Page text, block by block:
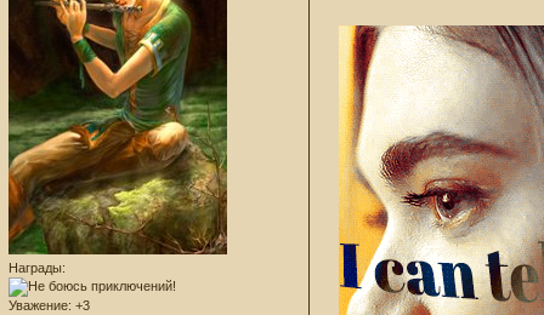
Награды:
Уважение: +3